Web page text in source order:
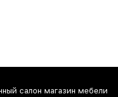
салон магазин мебели